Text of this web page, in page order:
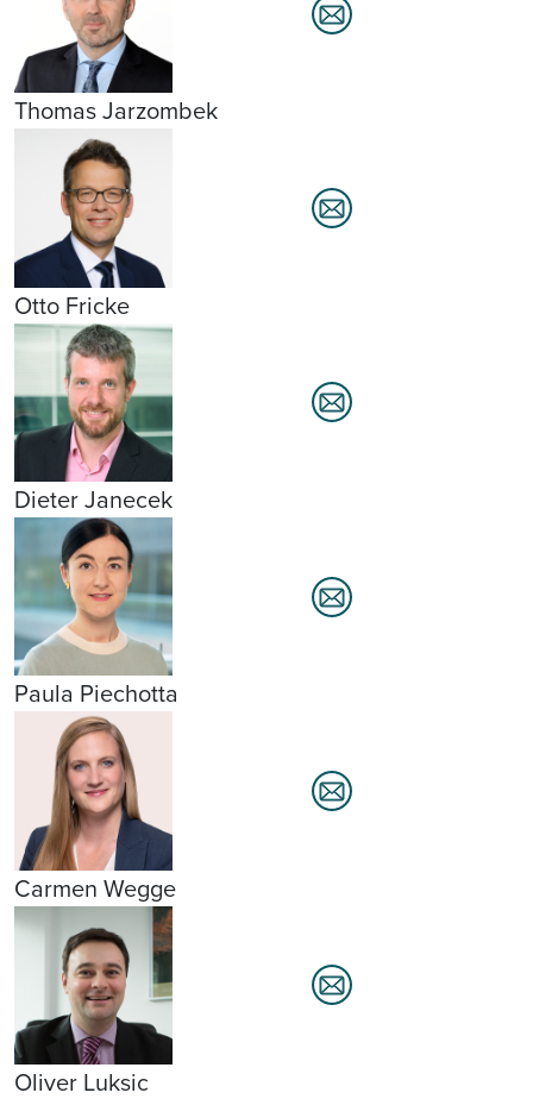
Thomas Jarzombek
Otto Fricke
Dieter Janecek
Paula Piechotta
Carmen Wegge
Oliver Luksic